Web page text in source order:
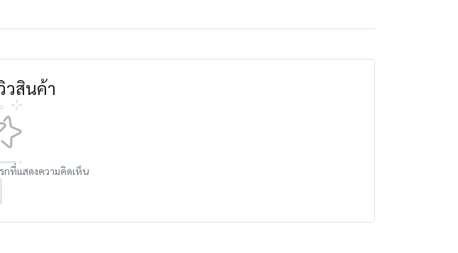
วสินค้า
กที่แสดงความคิดเห็น